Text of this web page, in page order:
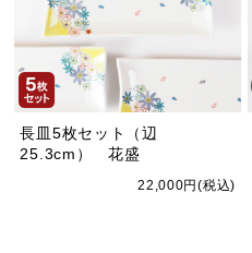
長皿5枚セット（辺
25.3cm） 花盛
22,000円(税込)